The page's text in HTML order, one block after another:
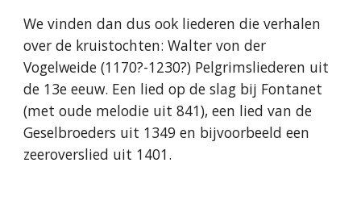
We vinden dan dus ook liederen die verhalen
over de kruistochten: Walter von der
Vogelweide (1170?-1230?) Pelgrimsliederen uit
de 13e eeuw. Een lied op de slag bij Fontanet
(met oude melodie uit 841), een lied van de
Geselbroeders uit 1349 en bijvoorbeeld een
zeeroverslied uit 1401.